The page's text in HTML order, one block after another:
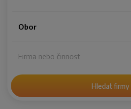
Obor
Hledat firmy